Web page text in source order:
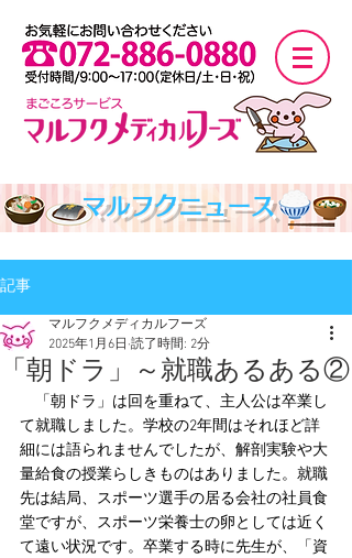
マルフクニュース
記事
「朝ドラ」～就職あるある②
マルフクメディカルフーズ
2025年1月6日 読了時間: 2分
「朝ドラ」は回を重ねて、主人公は卒業し
て就職しました。学校の2年間はそれほど詳
細には語られませんでしたが、解剖実験や大
量給食の授業らしきものはありました。就職
先は結局、スポーツ選手の居る会社の社員食
堂ですが、スポーツ栄養士の卵としては近く
て遠い状況です。卒業する時に先生が、「資